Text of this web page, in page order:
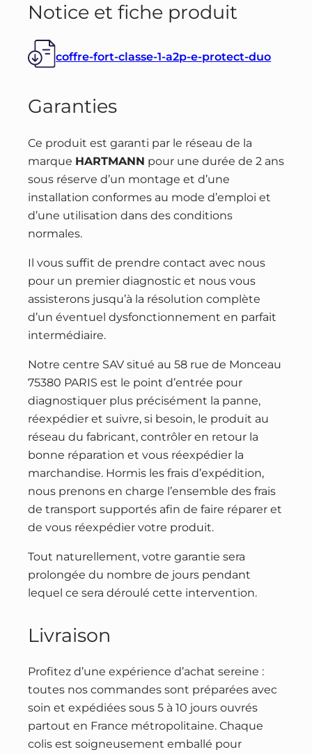
Notice et fiche produit
coffre-fort-classe-1-a2p-e-protect-duo
Garanties
Ce produit est garanti par le réseau de la
marque HARTMANN pour une durée de 2 ans
sous réserve d’un montage et d’une
installation conformes au mode d’emploi et
d’une utilisation dans des conditions
normales.
Il vous suffit de prendre contact avec nous
pour un premier diagnostic et nous vous
assisterons jusqu’à la résolution complète
d’un éventuel dysfonctionnement en parfait
intermédiaire.
Notre centre SAV situé au 58 rue de Monceau
75380 PARIS est le point d’entrée pour
diagnostiquer plus précisément la panne,
réexpédier et suivre, si besoin, le produit au
réseau du fabricant, contrôler en retour la
bonne réparation et vous réexpédier la
marchandise. Hormis les frais d’expédition,
nous prenons en charge l’ensemble des frais
de transport supportés afin de faire réparer et
de vous réexpédier votre produit.
Tout naturellement, votre garantie sera
prolongée du nombre de jours pendant
lequel ce sera déroulé cette intervention.
Livraison
Profitez d’une expérience d’achat sereine :
toutes nos commandes sont préparées avec
soin et expédiées sous 5 à 10 jours ouvrés
partout en France métropolitaine. Chaque
colis est soigneusement emballé pour